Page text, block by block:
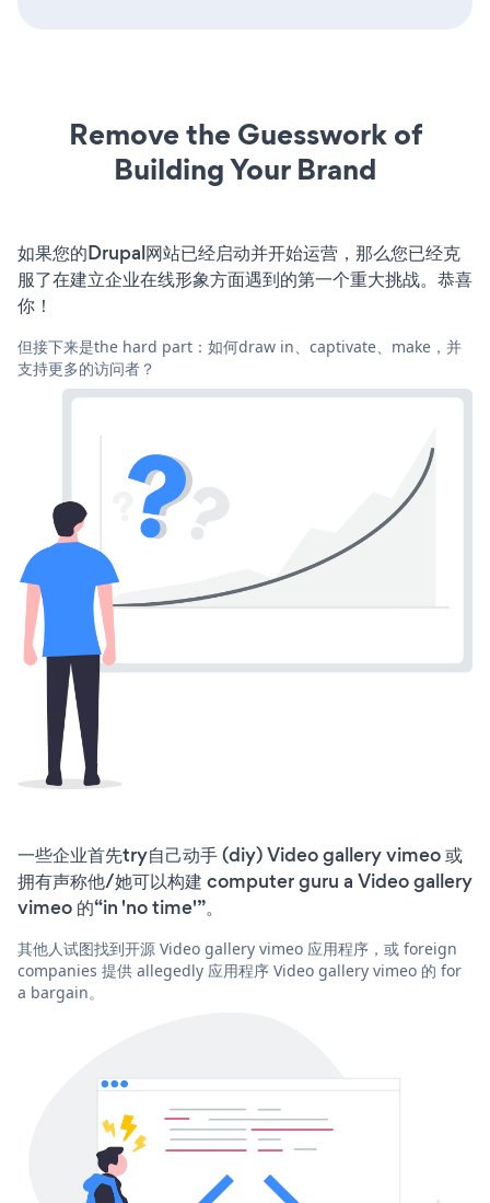
Remove the Guesswork of
Building Your Brand
如果您的Drupal网站已经启动并开始运营，那么您已经克
服了在建立企业在线形象方面遇到的第一个重大挑战。恭喜
你！
但接下来是the hard part：如何draw in、captivate、make，并
支持更多的访问者？
一些企业首先try自己动手 (diy) Video gallery vimeo 或
拥有声称他/她可以构建 computer guru a Video gallery
vimeo 的“in 'no time'”。
其他人试图找到开源 Video gallery vimeo 应用程序，或 foreign
companies 提供 allegedly 应用程序 Video gallery vimeo 的 for
a bargain。